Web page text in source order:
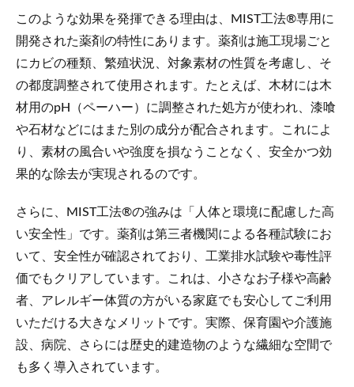
このような効果を発揮できる理由は、MIST工法®専用に
開発された薬剤の特性にあります。薬剤は施工現場ごと
にカビの種類、繁殖状況、対象素材の性質を考慮し、そ
の都度調整されて使用されます。たとえば、木材には木
材用のpH（ペーハー）に調整された処方が使われ、漆喰
や石材などにはまた別の成分が配合されます。これによ
り、素材の風合いや強度を損なうことなく、安全かつ効
果的な除去が実現されるのです。
さらに、MIST工法®の強みは「人体と環境に配慮した高
い安全性」です。薬剤は第三者機関による各種試験にお
いて、安全性が確認されており、工業排水試験や毒性評
価でもクリアしています。これは、小さなお子様や高齢
者、アレルギー体質の方がいる家庭でも安心してご利用
いただける大きなメリットです。実際、保育園や介護施
設、病院、さらには歴史的建造物のような繊細な空間で
も多く導入されています。